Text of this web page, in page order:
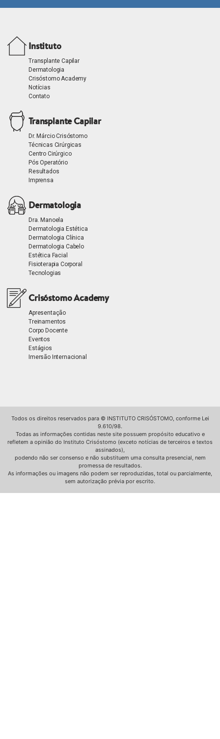
Instituto
Transplante Capilar
Dermatologia
Crisóstomo Academy
Notícias
Contato
Transplante Capilar
Dr. Márcio Crisóstomo
Técnicas Cirúrgicas
Centro Cirúrgico
Pós Operatório
Resultados
Imprensa
Dermatologia
Dra. Manoela
Dermatologia Estética
Dermatologia Clínica
Dermatologia Cabelo
Estética Facial
Fisioterapia Corporal
Tecnologias
Crisóstomo Academy
Apresentação
Treinamentos
Corpo Docente
Eventos
Estágios
Imersão Internacional
Todos os direitos reservados para © INSTITUTO CRISÓSTOMO, conforme Lei
9.610/98.
Todas as informações contidas neste site possuem propósito educativo e
refletem a opinião do Instituto Crisóstomo (exceto notícias de terceiros e textos
assinados),
podendo não ser consenso e não substituem uma consulta presencial, nem
promessa de resultados.
As informações ou imagens não podem ser reproduzidas, total ou parcialmente,
sem autorização prévia por escrito.